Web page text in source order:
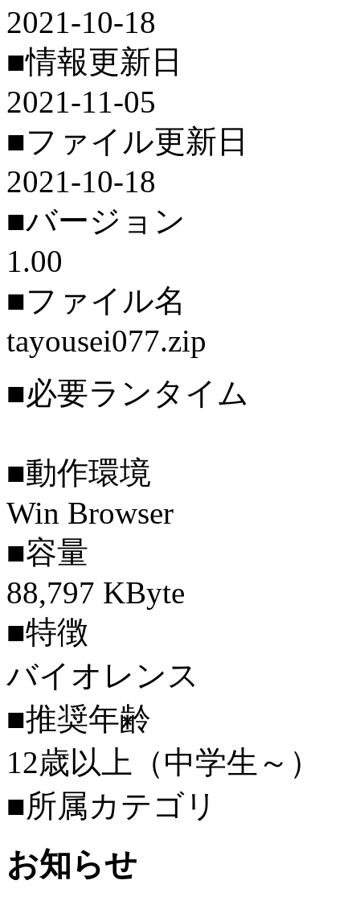
2021-10-18
■情報更新日
2021-11-05
■ファイル更新日
2021-10-18
■バージョン
1.00
■ファイル名
tayousei077.zip
■必要ランタイム
■動作環境
Win Browser
■容量
88,797 KByte
■特徴
バイオレンス
■推奨年齢
12歳以上（中学生～）
■所属カテゴリ
お知らせ